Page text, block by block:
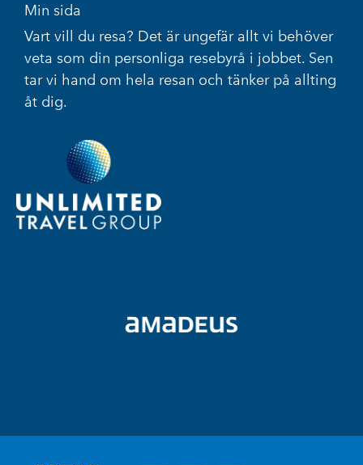
Min sida
Vart vill du resa? Det är ungefär allt vi behöver
veta som din personliga resebyrå i jobbet. Sen
tar vi hand om hela resan och tänker på allting
åt dig.